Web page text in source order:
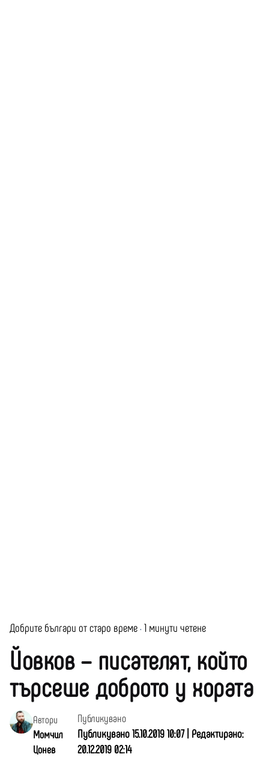
Добрите българи от старо време 1 минути четене
Йовков – писателят, който
търсеше доброто у хората
Автори
Момчил
Цонев
Публикувано
Публикувано 15.10.2019 10:07 | Редактирано:
20.12.2019 02:14